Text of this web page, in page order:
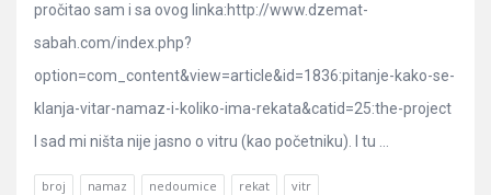
pročitao sam i sa ovog linka:http://www.dzemat-
sabah.com/index.php?
option=com_content&view=article&id=1836:pitanje-kako-se-
klanja-vitar-namaz-i-koliko-ima-rekata&catid=25:the-project
I sad mi ništa nije jasno o vitru (kao početniku). I tu ...
broj namaz nedoumice rekat vitr